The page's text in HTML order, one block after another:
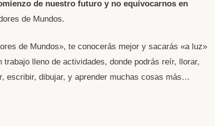
de nuestro futuro y no equivocarnos en
de Mundos.
de Mundos», te conocerás mejor y sacarás «a luz»
trabajo lleno de actividades, donde podrás reír, llorar,
escribir, dibujar, y aprender muchas cosas más…